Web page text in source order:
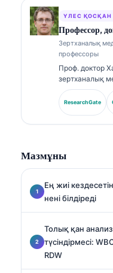
қатысты
ҮЛЕС
Профессор,
Зертханалық
профессоры
Проф. доктор
зертханалық
зерттеулері
ұсынады.
қоғамының
маманданған.
ResearchGate
Мазмұны
Ең жиі
нені білдіреді
Толық қан
түсіндірмесі:
RDW